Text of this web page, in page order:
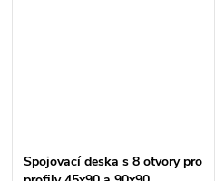
Spojovací deska s 8 otvory pro